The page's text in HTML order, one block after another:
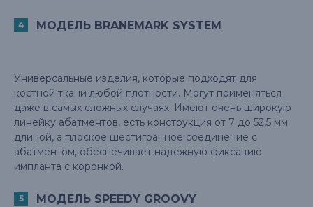
МОДЕЛЬ BRANEMARK SYSTEM
Универсальные изделия, которые подходят для
костной ткани любой плотности. Могут применяться
даже в самых сложных случаях. Имеют очень широкую
линейку абатментов, есть конструкция от 7 до 52,5 мм
длиной, а плоское шестигранное соединение с
абатментом, обеспечивает надежную фиксацию
импланта с коронкой.
МОДЕЛЬ SPEEDY GROOVY